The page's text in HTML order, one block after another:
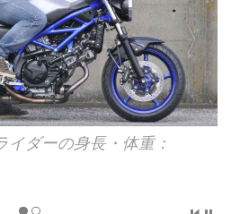
イダーの身長・体重：